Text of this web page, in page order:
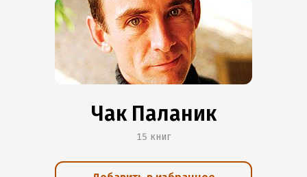
Чак Паланик
15 книг